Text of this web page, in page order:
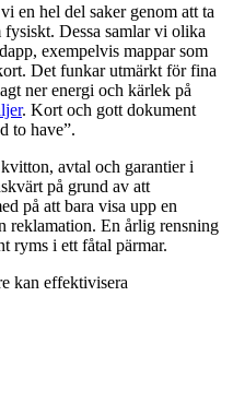
en hel del saker genom att ta
Dessa samlar vi olika
exempelvis mappar som
Det funkar utmärkt för fina
ner energi och kärlek på
. Kort och gott dokument
to have”.
avtal och garantier i
på grund av att
på att bara visa upp en
reklamation. En årlig rensning
ryms i ett fåtal pärmar.
kan effektivisera